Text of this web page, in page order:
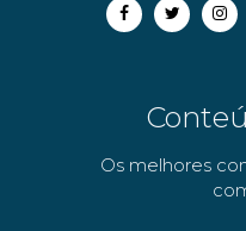
Os melhores